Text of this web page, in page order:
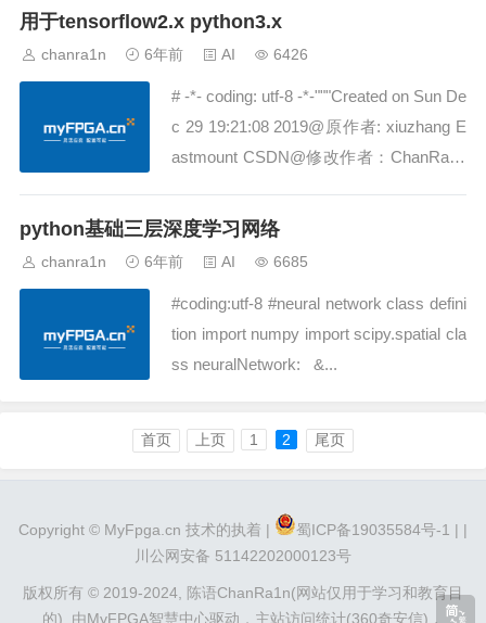
用于tensorflow2.x python3.x
chanra1n 6年前 AI 6426
# -*- coding: utf-8 -*-"""Created on Sun De
c 29 19:21:08 2019@原作者: xiuzhang E
astmount CSDN@修改作者：ChanRa1n
过高，修正为0....
python基础三层深度学习网络
chanra1n 6年前 AI 6685
#coding:utf-8 #neural network class defini
tion import numpy import scipy.spatial cla
ss neuralNetwork: &...
首页 上页 1 2 尾页
Copyright © MyFpga.cn 技术的执着 | 蜀ICP备19035584号-1 | |
川公网安备 51142202000123号
版权所有 © 2019-2024,
陈语ChanRa1n(网站仅用于学习和教育目
的).
由MyFPGA智慧中心驱动， 主站访问统计(360奇安信) ，